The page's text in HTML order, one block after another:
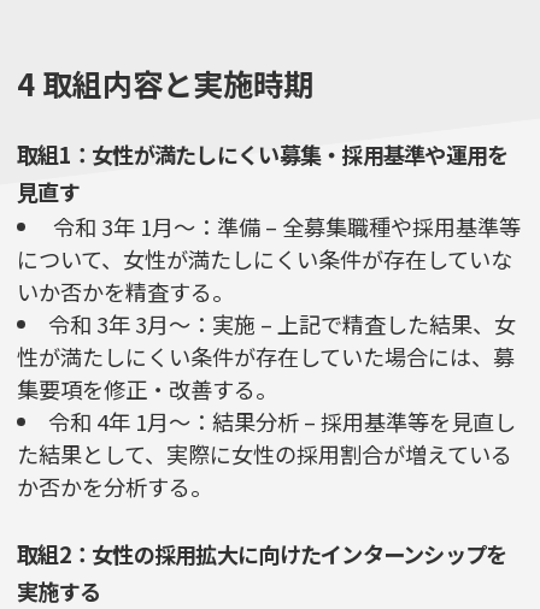
4 取組内容と実施時期
取組1：女性が満たしにくい募集・採用基準や運用を
見直す
令和 3年 1月～：準備 – 全募集職種や採用基準等
について、女性が満たしにくい条件が存在していな
いか否かを精査する。
令和 3年 3月～：実施 – 上記で精査した結果、女
性が満たしにくい条件が存在していた場合には、募
集要項を修正・改善する。
令和 4年 1月～：結果分析 – 採用基準等を見直し
た結果として、実際に女性の採用割合が増えている
か否かを分析する。
取組2：女性の採用拡大に向けたインターンシップを
実施する